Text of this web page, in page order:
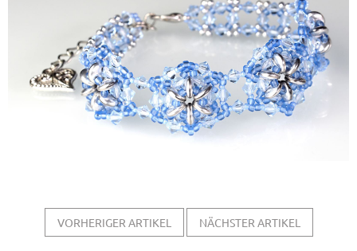
VORHERIGER ARTIKEL NÄCHSTER ARTIKEL